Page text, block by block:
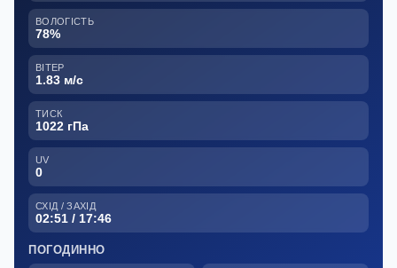
ВОЛОГІСТЬ
78%
ВІТЕР
1.83 м/с
ТИСК
1022 гПа
UV
0
СХІД / ЗАХІД
02:51 / 17:46
ПОГОДИННО